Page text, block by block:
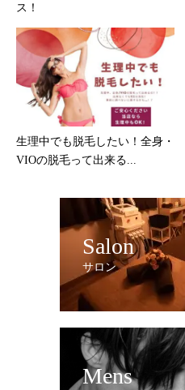
ス！
生理中でも脱毛したい！全身・
VIOの脱毛って出来る...
Salon
サロン
Mens